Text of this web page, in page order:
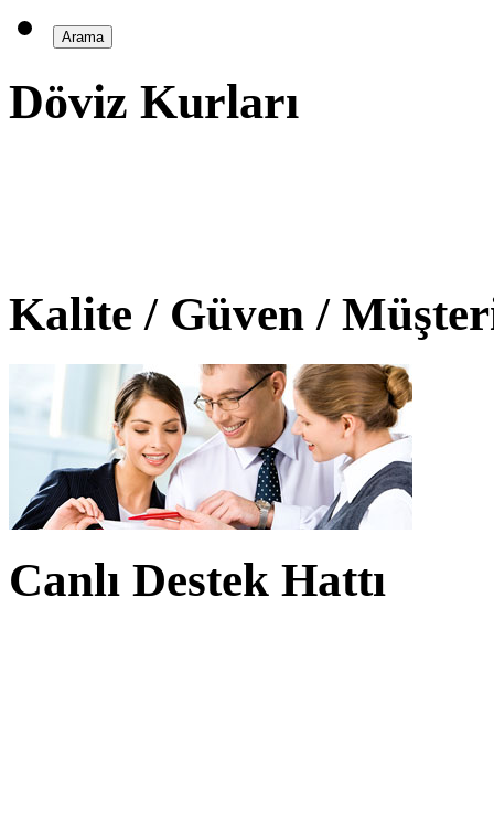
Döviz Kurları
Kalite / Güven /
Canlı Destek Hattı